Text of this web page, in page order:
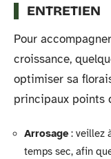
ENTRETIEN
Pour
croissance,
optimiser sa
principaux points
Arrosage: veillez
temps sec, afin